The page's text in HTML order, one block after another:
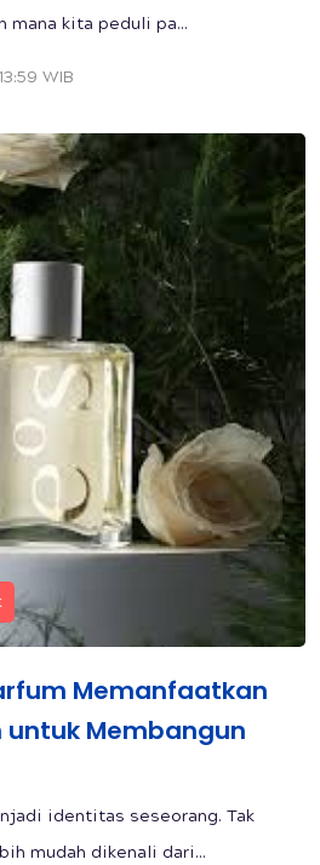
mana kita peduli pa...
WIB
Memanfaatkan
untuk Membangun
identitas seseorang. Tak
mudah dikenali dari...